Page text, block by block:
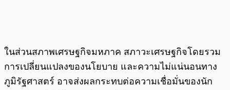
ในส่วนสภาพเศรษฐกิจมหภาค สภาวะเศรษฐกิจโดยรวม
การเปลี่ยนแปลงของนโยบาย และความไม่แน่นอนทาง
ภูมิรัฐศาสตร์ อาจส่งผลกระทบต่อความเชื่อมั่นของนัก